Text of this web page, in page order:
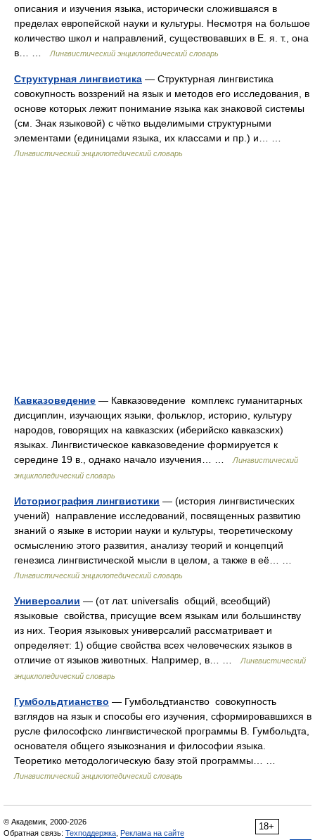
описания и изучения языка, исторически сложившаяся в
пределах европейской науки и культуры. Несмотря на большое
количество школ и направлений, существовавших в Е. я. т., она
в… …
Лингвистический энциклопедический словарь
Структурная лингвистика — Структурная лингвистика
совокупность воззрений на язык и методов его исследования, в
основе которых лежит понимание языка как знаковой системы
(см. Знак языковой) с чётко выделимыми структурными
элементами (единицами языка, их классами и пр.) и… …
Лингвистический энциклопедический словарь
Кавказоведение — Кавказоведение комплекс гуманитарных
дисциплин, изучающих языки, фольклор, историю, культуру
народов, говорящих на кавказских (иберийско кавказских)
языках. Лингвистическое кавказоведение формируется к
середине 19 в., однако начало изучения… …
Лингвистический
энциклопедический словарь
Историография лингвистики — (история лингвистических
учений) направление исследований, посвященных развитию
знаний о языке в истории науки и культуры, теоретическому
осмыслению этого развития, анализу теорий и концепций
генезиса лингвистической мысли в целом, а также в её… …
Лингвистический энциклопедический словарь
Универсалии — (от лат. universalis общий, всеобщий)
языковые свойства, присущие всем языкам или большинству
из них. Теория языковых универсалий рассматривает и
определяет: 1) общие свойства всех человеческих языков в
отличие от языков животных. Например, в… …
Лингвистический
энциклопедический словарь
Гумбольдтианство — Гумбольдтианство совокупность
взглядов на язык и способы его изучения, сформировавшихся в
русле философско лингвистической программы В. Гумбольдта,
основателя общего языкознания и философии языка.
Теоретико методологическую базу этой программы… …
Лингвистический энциклопедический словарь
18+
© Академик, 2000-2026
Обратная связь: Техподдержка Реклама на сайте